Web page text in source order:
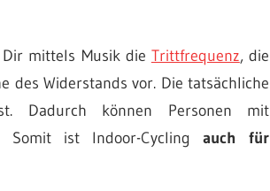
mittels Musik die Trittfrequenz, die
des Widerstands vor. Die tatsächliche
Dadurch können Personen mit
Somit ist Indoor-Cyclingauch für